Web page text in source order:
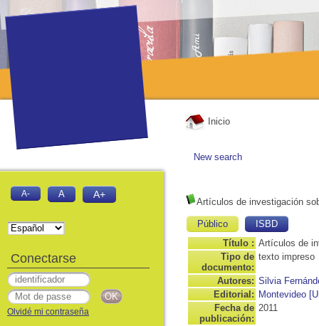
Inicio
New search
Artículos de investigación
Público
ISBD
Título : Artículos de
Tipo de
documento:
texto impreso
Autores: Silvia
Editorial: Montevideo
Fecha de
publicación:
2011
A- A A+
Conectarse
Olvidé mi contraseña